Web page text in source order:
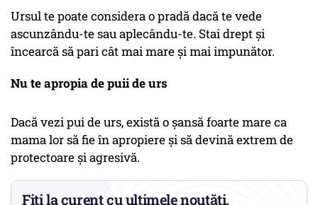
Ursul te poate considera o pradă dacă te vede
ascunzându-te sau aplecându-te. Stai drept și
încearcă să pari cât mai mare și mai impunător.
Nu te apropia de puii de urs
Dacă vezi pui de urs, există o șansă foarte mare ca
mama lor să fie în apropiere și să devină extrem de
protectoare și agresivă.
Fiți la curent cu ultimele noutăți.